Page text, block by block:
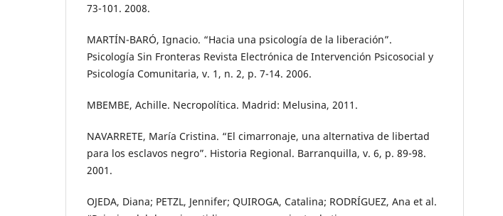
73-101. 2008.
MARTÍN-BARÓ, Ignacio. “Hacia una psicología de la liberación”.
Psicología Sin Fronteras Revista Electrónica de Intervención Psicosocial y
Psicología Comunitaria, v. 1, n. 2, p. 7-14. 2006.
MBEMBE, Achille. Necropolítica. Madrid: Melusina, 2011.
NAVARRETE, María Cristina. “El cimarronaje, una alternativa de libertad
para los esclavos negro”. Historia Regional. Barranquilla, v. 6, p. 89-98.
2001.
OJEDA, Diana; PETZL, Jennifer; QUIROGA, Catalina; RODRÍGUEZ, Ana et al.